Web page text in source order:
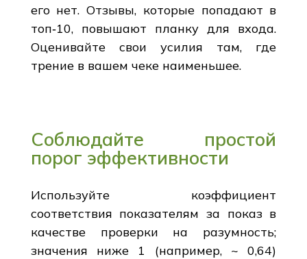
его нет. Отзывы, которые попадают в
топ‑10, повышают планку для входа.
Оценивайте свои усилия там, где
трение в вашем чеке наименьшее.
Соблюдайте простой
порог эффективности
Используйте коэффициент
соответствия показателям за показ в
качестве проверки на разумность;
значения ниже 1 (например, ~ 0,64)